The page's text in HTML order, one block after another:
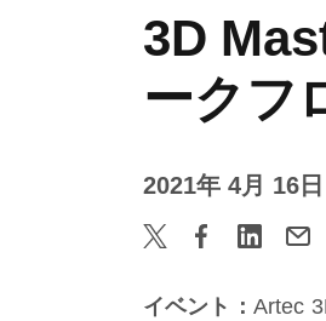
3D
ークフ
2021年 4月 16
イベント： Artec